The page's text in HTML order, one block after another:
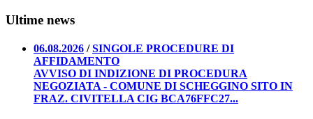
Ultime news
06.08.2026 /SINGOLE PROCEDURE DI
AFFIDAMENTO
AVVISO DI INDIZIONE DI PROCEDURA
NEGOZIATA - COMUNE DI SCHEGGINO SITO IN
FRAZ. CIVITELLA CIG BCA76FFC27...